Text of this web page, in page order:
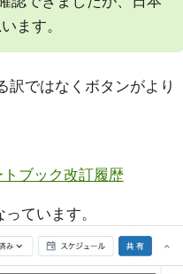
ます。
訳ではなくボタンがより
トブック改訂履歴
ています。